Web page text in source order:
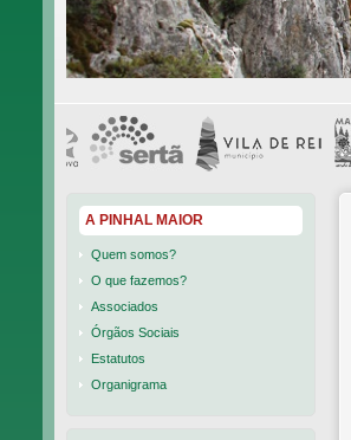
A PINHAL MAIOR
Quem somos?
O que fazemos?
Associados
Órgãos Sociais
Estatutos
Organigrama